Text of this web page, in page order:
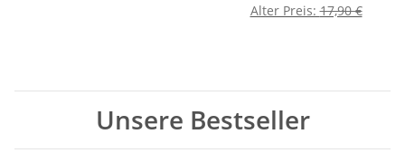
Alter Preis:17,90 €
Unsere Bestseller